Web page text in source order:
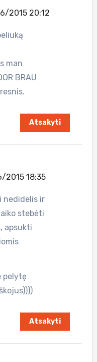
2015 20:12
man
BRAU
Atsakyti
2015 18:35
nedidelis ir
stebėti
apsukti
pelytę
Atsakyti